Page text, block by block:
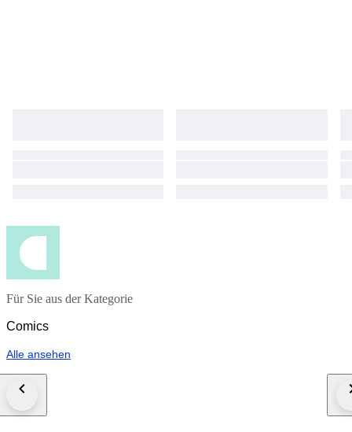
Für Sie aus der Kategorie
Comics
Alle ansehen